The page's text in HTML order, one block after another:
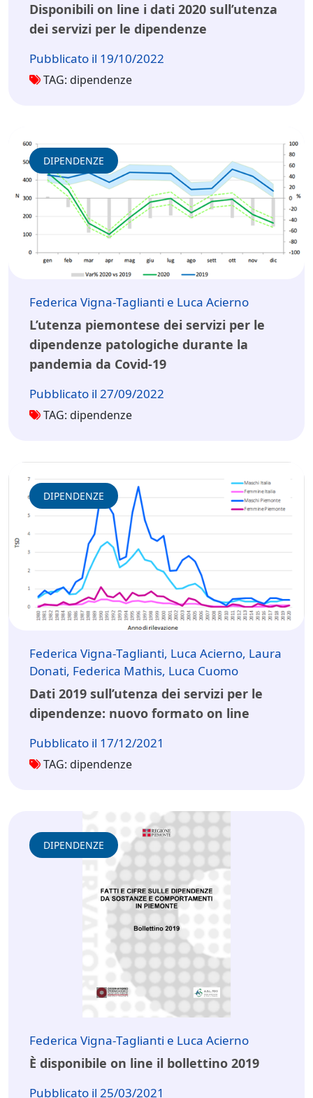
Disponibili on line i dati 2020 sull’utenza
dei servizi per le dipendenze
Pubblicato il 19/10/2022
TAG: dipendenze
DIPENDENZE
Federica Vigna-Taglianti e Luca Acierno
L’utenza piemontese dei servizi per le
dipendenze patologiche durante la
pandemia da Covid-19
Pubblicato il 27/09/2022
TAG: dipendenze
DIPENDENZE
Federica Vigna-Taglianti, Luca Acierno, Laura
Donati, Federica Mathis, Luca Cuomo
Dati 2019 sull’utenza dei servizi per le
dipendenze: nuovo formato on line
Pubblicato il 17/12/2021
TAG: dipendenze
DIPENDENZE
Federica Vigna-Taglianti e Luca Acierno
È disponibile on line il bollettino 2019
Pubblicato il 25/03/2021